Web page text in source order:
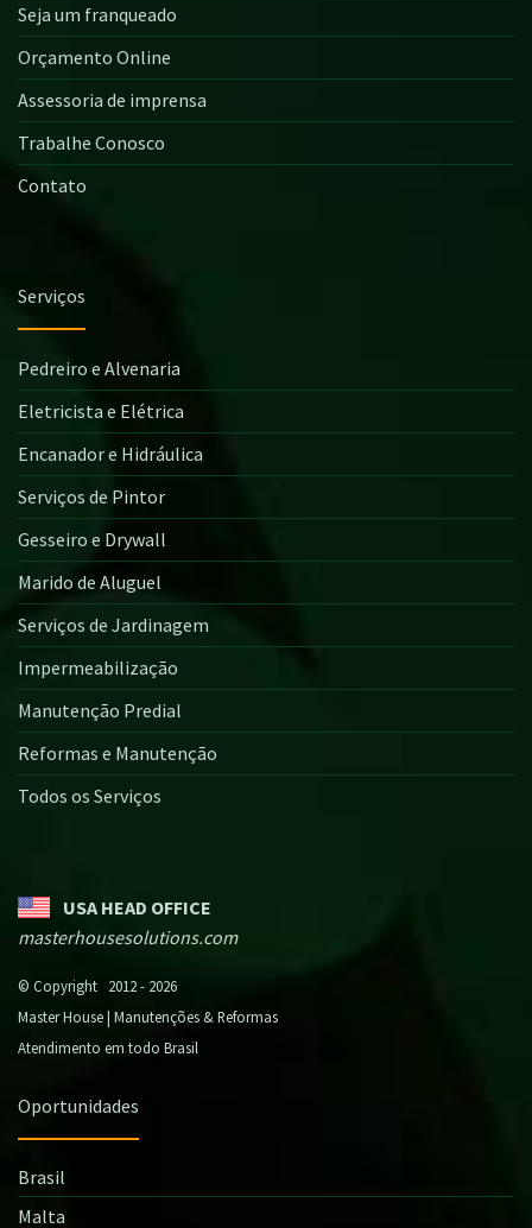
Seja um franqueado
Orçamento Online
Assessoria de imprensa
Trabalhe Conosco
Contato
Serviços
Pedreiro e Alvenaria
Eletricista e Elétrica
Encanador e Hidráulica
Serviços de Pintor
Gesseiro e Drywall
Marido de Aluguel
Serviços de Jardinagem
Impermeabilização
Manutenção Predial
Reformas e Manutenção
Todos os Serviços
USA HEAD OFFICE
masterhousesolutions.com
© Copyright 2012 - 2026
Master House | Manutenções & Reformas
Atendimento em todo Brasil
Oportunidades
Brasil
Malta